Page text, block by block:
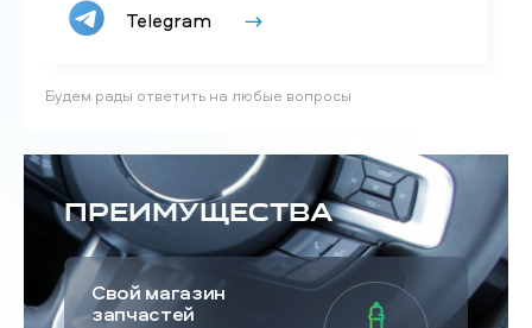
Telegram
Будем рады ответить на любые вопросы
Преимущества
Свой магазин
запчастей